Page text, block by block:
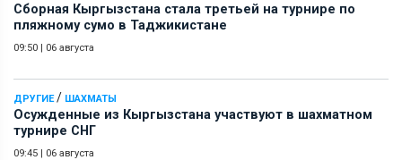
Сборная Кыргызстана стала третьей на турнире по
пляжному сумо в Таджикистане
09:50 | 06 августа
ДРУГИЕ/ ШАХМАТЫ
Осужденные из Кыргызстана участвуют в шахматном
турнире СНГ
09:45 | 06 августа